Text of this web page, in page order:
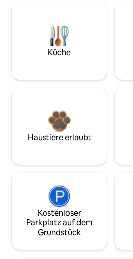
Küche
Haustiere erlaubt
Kostenloser
Parkplatz auf dem
Grundstück